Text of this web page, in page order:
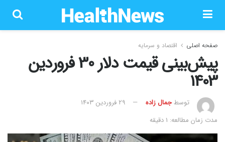
صفحه اصلی اقتصاد و سرمایه
پیش‌بینی قیمت دلار 30 فروردین
1403
توسطجمال زاده
۲۹ فروردین ۱۴۰۳
مدت زمان مطالعه: 1 دقیقه